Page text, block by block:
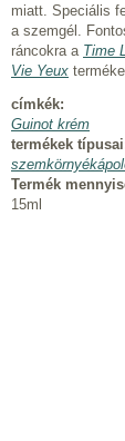
miatt. Speciális
a szemgél.
ráncokra a Time
Vie Yeux
címkék:
Guinot krém
termékek
Termék
15ml